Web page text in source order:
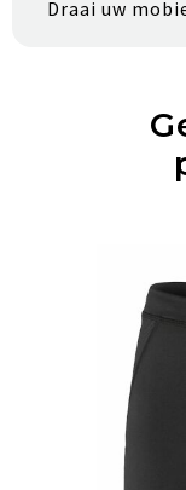
Draai uw